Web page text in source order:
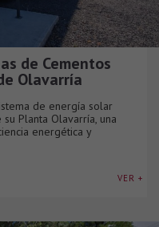
de Cementos
Olavarría
de energía solar
Planta Olavarría, una
energética y
VER +